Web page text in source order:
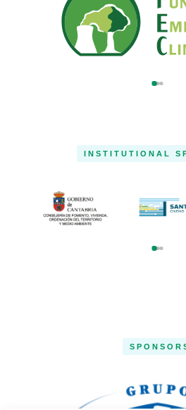
INSTITUTIONAL